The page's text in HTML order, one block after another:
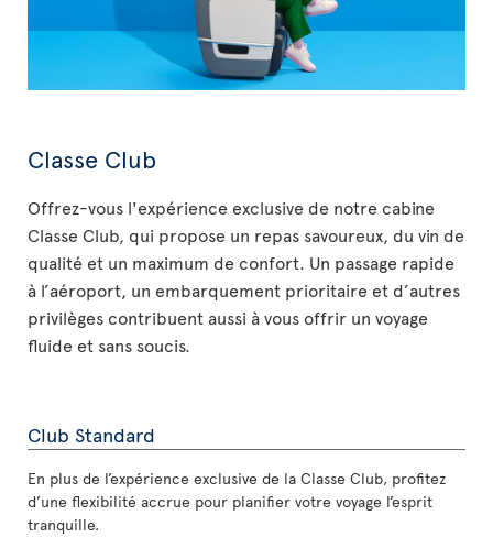
Classe Club
Offrez-vous l'expérience exclusive de notre cabine
Classe Club, qui propose un repas savoureux, du vin de
qualité et un maximum de confort. Un passage rapide
à l’aéroport, un embarquement prioritaire et d’autres
privilèges contribuent aussi à vous offrir un voyage
fluide et sans soucis.
Club Standard
En plus de l’expérience exclusive de la Classe Club, profitez
d’une flexibilité accrue pour planifier votre voyage l’esprit
tranquille.